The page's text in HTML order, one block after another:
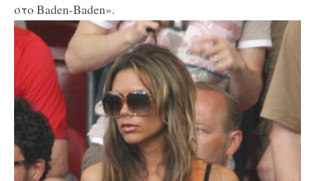
στο Baden-Baden».